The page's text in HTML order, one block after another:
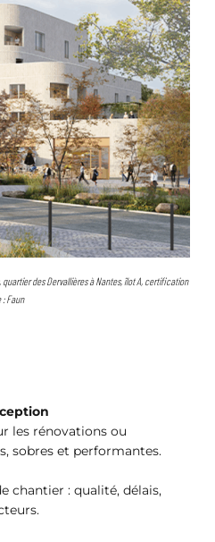
des Dervallières à Nantes, îlot A, certification
Faun
les rénovations ou
sobres et performantes.
chantier : qualité, délais,